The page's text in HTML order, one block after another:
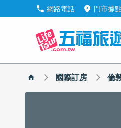
call 網路電話 location_on 門市據點
國際訂房 倫